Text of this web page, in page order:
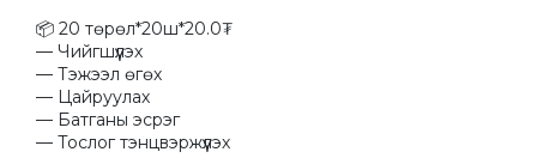
📦 20 төрөл*20ш*20.0₮
— Чийгшүүлэх
— Тэжээл өгөх
— Цайруулах
— Батганы эсрэг
— Тослог тэнцвэржүүлэх